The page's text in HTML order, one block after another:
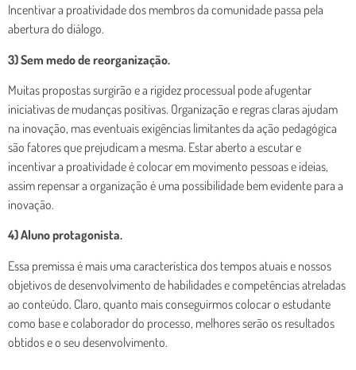
Incentivar a proatividade dos membros da comunidade passa pela
abertura do diálogo.
3) Sem medo de reorganização.
Muitas propostas surgirão e a rigidez processual pode afugentar
iniciativas de mudanças positivas. Organização e regras claras ajudam
na inovação, mas eventuais exigências limitantes da ação pedagógica
são fatores que prejudicam a mesma. Estar aberto a escutar e
incentivar a proatividade é colocar em movimento pessoas e ideias,
assim repensar a organização é uma possibilidade bem evidente para a
inovação.
4) Aluno protagonista.
Essa premissa é mais uma característica dos tempos atuais e nossos
objetivos de desenvolvimento de habilidades e competências atreladas
ao conteúdo. Claro, quanto mais conseguirmos colocar o estudante
como base e colaborador do processo, melhores serão os resultados
obtidos e o seu desenvolvimento.